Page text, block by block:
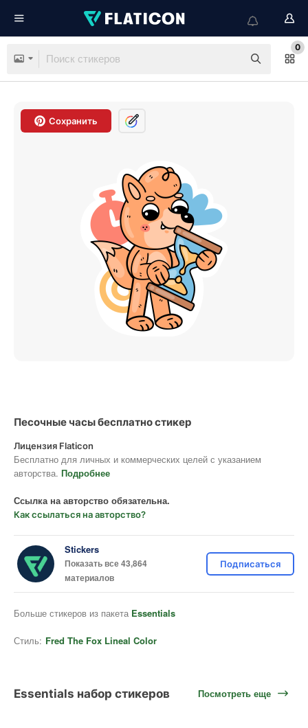
0
Сохранить
Песочные часы бесплатно стикер
Лицензия Flaticon
Бесплатно для личных и коммерческих целей с указанием
авторства. Подробнее
Ссылка на авторство обязательна.
Как ссылаться на авторство?
Stickers
Показать все 43,864
материалов
Подписаться
Больше стикеров из пакета Essentials
Стиль: Fred The Fox Lineal Color
Essentials набор стикеров Посмотреть еще